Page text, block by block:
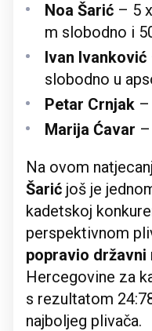
Noa Šarić – 5
m slobodno i
Ivan Ivanković
slobodno u
Petar Crnjak –
Marija Ćavar
Na ovom
Šarić još je
kadetskoj
perspektivnom
popravio državni
Hercegovine za
s rezultatom
najboljeg plivača.